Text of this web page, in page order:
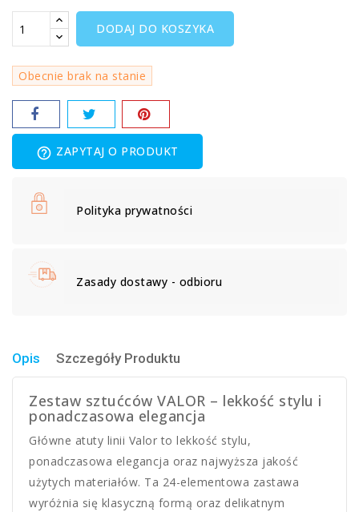
DODAJ DO KOSZYKA
Obecnie brak na stanie
help_outline ZAPYTAJ O PRODUKT
Polityka prywatności
Zasady dostawy - odbioru
Opis Szczegóły Produktu
Zestaw sztućców VALOR – lekkość stylu i
ponadczasowa elegancja
Główne atuty linii Valor to lekkość stylu,
ponadczasowa elegancja oraz najwyższa jakość
użytych materiałów. Ta 24-elementowa zastawa
wyróżnia się klasyczną formą oraz delikatnym